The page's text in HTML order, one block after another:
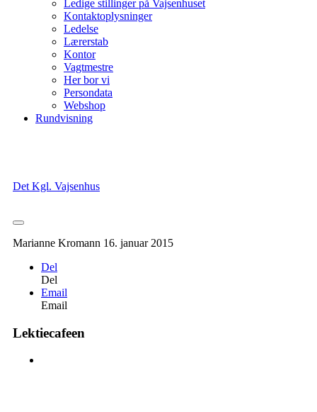
Ledige stillinger på Vajsenhuset
Kontaktoplysninger
Ledelse
Lærerstab
Kontor
Vagtmestre
Her bor vi
Persondata
Webshop
Rundvisning
Det Kgl. Vajsenhus
Marianne Kromann 16. januar 2015
Del
Del
Email
Email
Lektiecafeen